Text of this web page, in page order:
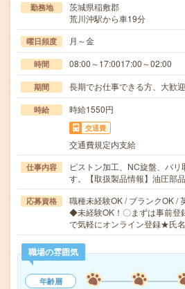
勤務地
茨城県稲敷郡
荒川沖駅から車19分
曜日頻度 月～金
時間 08:00～17:0017:00～02:00
期間 長期でお仕事できる方、大歓迎
時給 時給1550円
交通費
交通費規定内支給
仕事内容
ピストン加工、NC旋盤、バ
す。【取扱製品情報】油圧部
応募資格
職種未経験OK / ブランクOK /
◆未経験OK！〇まずは事前登
で気軽にオンライン登録★氏
職場の雰囲気
年齢層